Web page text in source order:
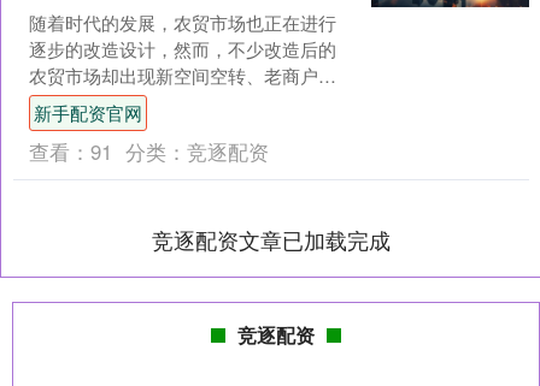
随着时代的发展，农贸市场也正在进行
逐步的改造设计，然而，不少改造后的
农贸市场却出现新空间空转、老商户流
失的尴尬局面，为此，今天我们就讲讲
在农贸市场改造设计中，老....
新手配资官网
查看： 91 分类： 竞逐配资
竞逐配资文章已加载完成
竞逐配资